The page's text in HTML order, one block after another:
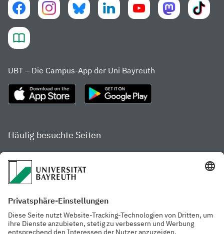
UBT – Die Campus-App der Uni Bayreuth
Häufig besuchte Seiten
Studienportal
Gamechanger Campus
Aktuelle
Pressemitteilungen
Arbeiten an der
Universität
Studiengangsfinder
Services & Beratung für
Ansprechpersonen der